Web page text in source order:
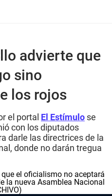
advierte que
sino
los rojos
el portal El Estímulo se
con los diputados
darle las directrices de la
donde no darán tregua